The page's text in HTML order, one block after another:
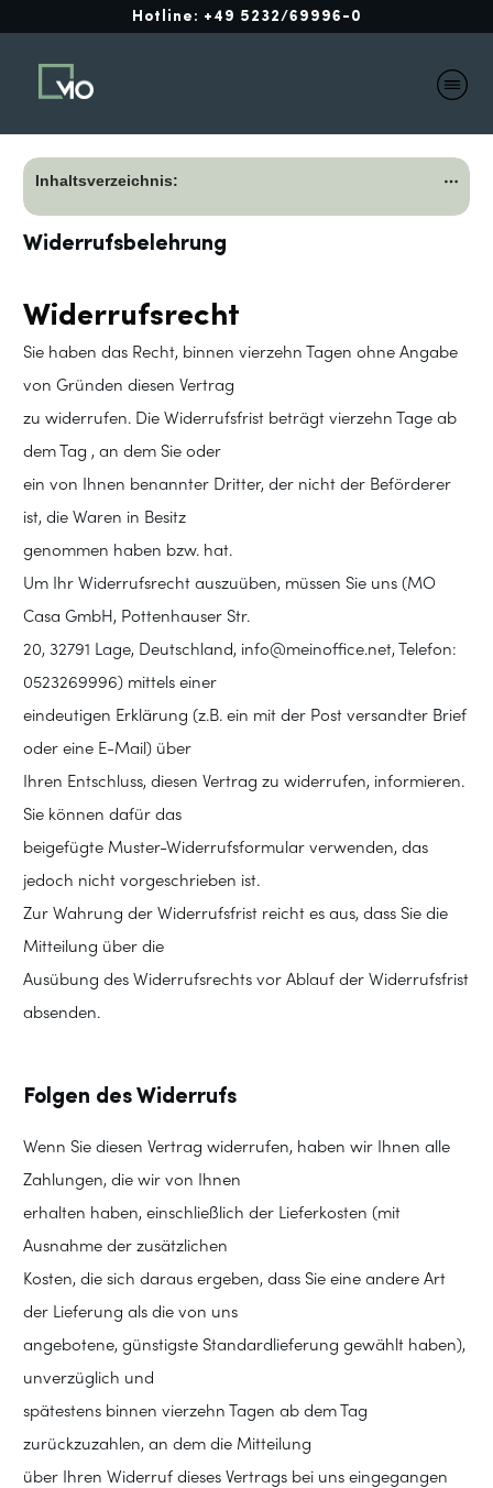
Hotline: +49 5232/69996-0
Widerrufsbelehrung
Widerrufsrecht
Sie haben das Recht, binnen vierzehn Tagen ohne Angabe
von Gründen diesen Vertrag
zu widerrufen. Die Widerrufsfrist beträgt vierzehn Tage ab
dem Tag , an dem Sie oder
ein von Ihnen benannter Dritter, der nicht der Beförderer
ist, die Waren in Besitz
genommen haben bzw. hat.
Um Ihr Widerrufsrecht auszuüben, müssen Sie uns (MO
Casa GmbH, Pottenhauser Str.
20, 32791 Lage, Deutschland, info@meinoffice.net, Telefon:
0523269996) mittels einer
eindeutigen Erklärung (z.B. ein mit der Post versandter Brief
oder eine E-Mail) über
Ihren Entschluss, diesen Vertrag zu widerrufen, informieren.
Sie können dafür das
beigefügte Muster-Widerrufsformular verwenden, das
jedoch nicht vorgeschrieben ist.
Zur Wahrung der Widerrufsfrist reicht es aus, dass Sie die
Mitteilung über die
Ausübung des Widerrufsrechts vor Ablauf der Widerrufsfrist
absenden.
Folgen des Widerrufs
Wenn Sie diesen Vertrag widerrufen, haben wir Ihnen alle
Zahlungen, die wir von Ihnen
erhalten haben, einschließlich der Lieferkosten (mit
Ausnahme der zusätzlichen
Kosten, die sich daraus ergeben, dass Sie eine andere Art
der Lieferung als die von uns
angebotene, günstigste Standardlieferung gewählt haben),
unverzüglich und
spätestens binnen vierzehn Tagen ab dem Tag
zurückzuzahlen, an dem die Mitteilung
über Ihren Widerruf dieses Vertrags bei uns eingegangen
Inhaltsverzeichnis: